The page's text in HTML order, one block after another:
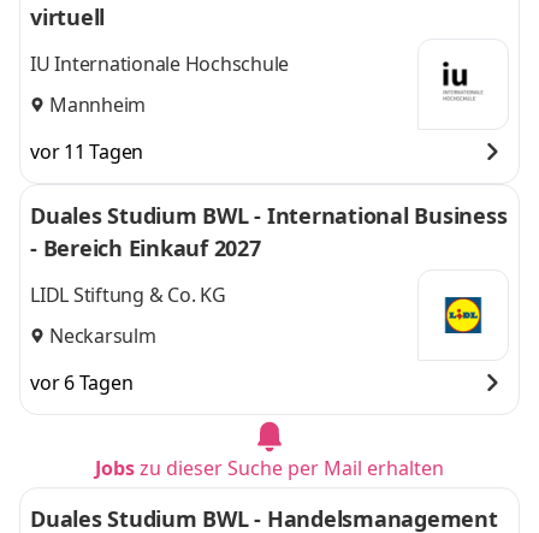
virtuell
IU Internationale Hochschule
Mannheim
vor 11 Tagen
Duales Studium BWL - International Business
- Bereich Einkauf 2027
LIDL Stiftung & Co. KG
Neckarsulm
vor 6 Tagen
Jobszu dieser Suche per Mail erhalten
Duales Studium BWL - Handelsmanagement